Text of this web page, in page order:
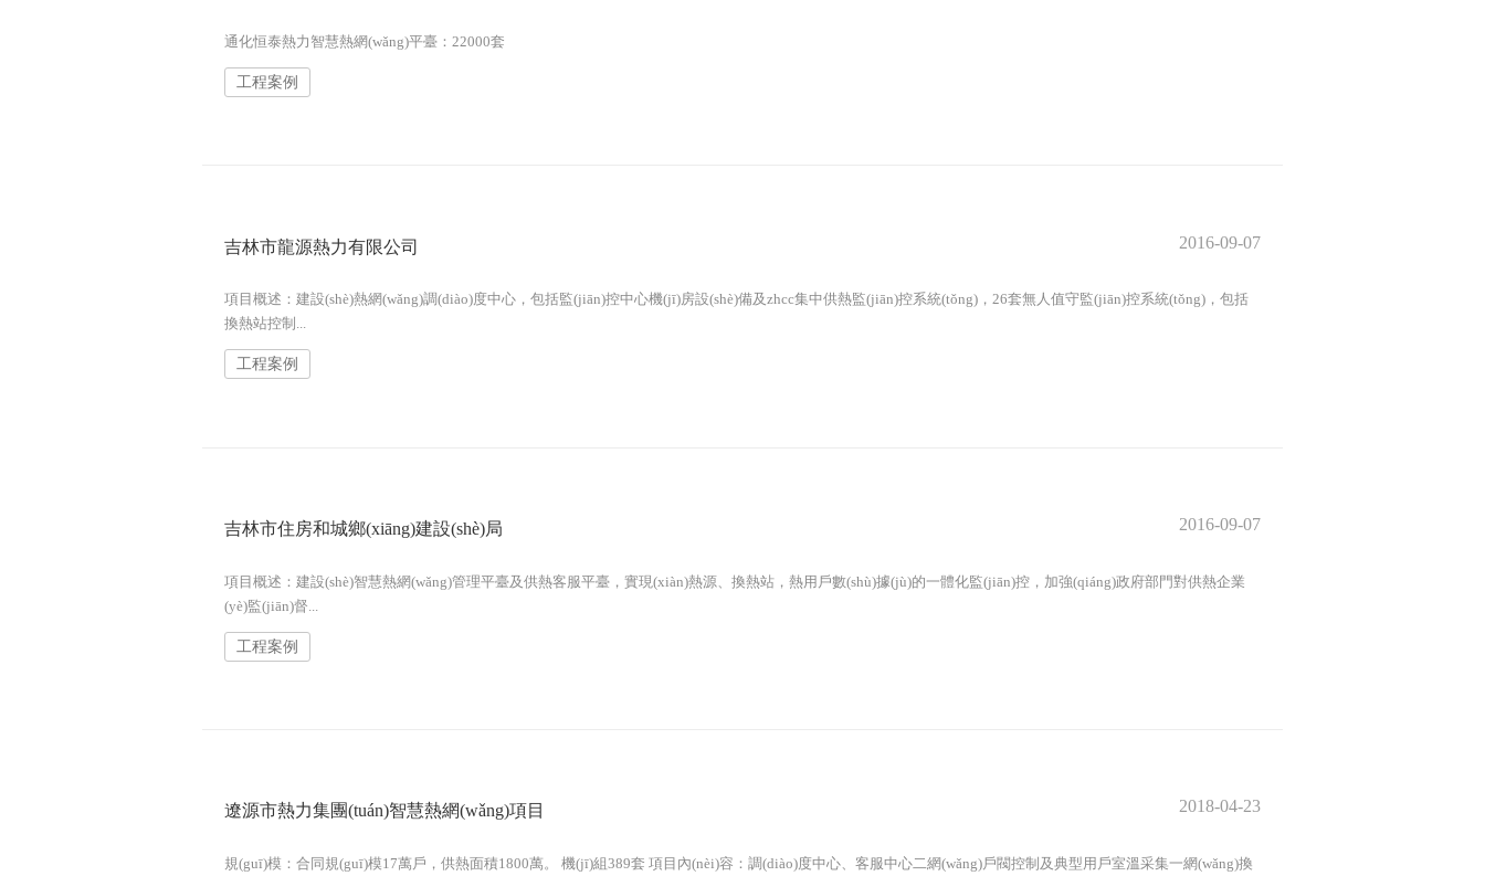
通化恒泰熱力智慧熱網(wǎng)平臺：22000套
工程案例
吉林市龍源熱力有限公司 2016-09-07
項目概述：建設(shè)熱網(wǎng)調(diào)度中心，包括監(jiān)控中心機(jī)房設(shè)備及zhcc集中供熱監(jiān)控系統(tǒng)，26套無人值守監(jiān)控系統(tǒng)，包括
換熱站控制...
工程案例
吉林市住房和城鄉(xiāng)建設(shè)局 2016-09-07
項目概述：建設(shè)智慧熱網(wǎng)管理平臺及供熱客服平臺，實現(xiàn)熱源、換熱站，熱用戶數(shù)據(jù)的一體化監(jiān)控，加強(qiáng)政府部門對供熱企業
(yè)監(jiān)督...
工程案例
遼源市熱力集團(tuán)智慧熱網(wǎng)項目 2018-04-23
‍規(guī)模：合同規(guī)模17萬戶，供熱面積1800萬。 機(jī)組389套 項目內(nèi)容：調(diào)度中心、客服中心二網(wǎng)戶閥控制及典型用戶室溫采集一網(wǎng)換